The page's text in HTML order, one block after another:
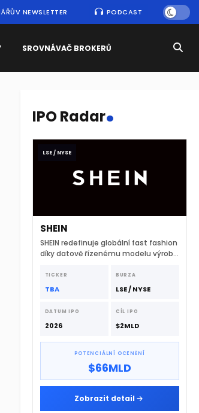
NEWSLETTER PODCAST
SROVNÁVAČ BROKERŮ
IPO Radar.
LSE / NYSE
SHEIN
SHEIN redefinuje globální fast fashion
díky datově řízenému modelu výroby
dodavatelskému řetězci.
TICKER
TBA
BURZA
LSE / NYSE
DATUM IPO
2026
CÍL IPO
$2MLD
POTENCIÁLNÍ OCENĚNÍ
$66MLD
Zobrazit detail